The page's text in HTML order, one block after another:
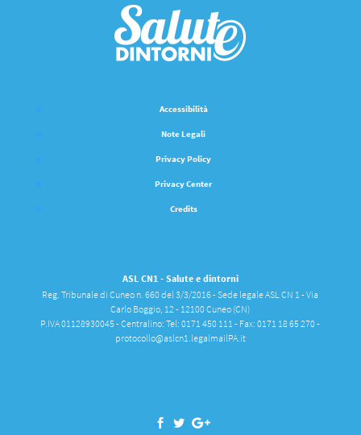
Accessibilità
Note Legali
Privacy Policy
Privacy Center
Credits
ASL CN1 - Salute e dintorni
Reg. Tribunale di Cuneo n. 660 del 3/3/2016 - Sede legale ASL CN 1 - Via
Carlo Boggio, 12 - 12100 Cuneo (CN)
P.IVA 01128930045 - Centralino: Tel: 0171 450 111 - Fax: 0171 18 65 270 -
protocollo@aslcn1.legalmailPA.it